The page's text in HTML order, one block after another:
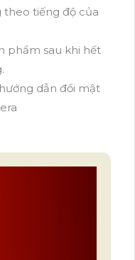
theo tiếng độ của
phẩm sau khi hết
dẫn đổi mật